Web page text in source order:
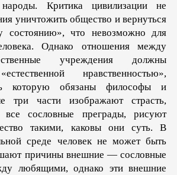
Критика цивилизации не
уничтожить общество и вернуться
состоянию», что невозможно для
Однако отношения между
учреждения должны
нравственностью»,
которую обязаны философы и
три части изображают страсть,
все сословные преграды, рисуют
такими, каковы они суть. В
среде человек не может быть
причины внешние — сословные
любящими, однако эти внешние